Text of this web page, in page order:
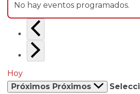
No hay eventos programados.
Hoy
Próximos Próximos